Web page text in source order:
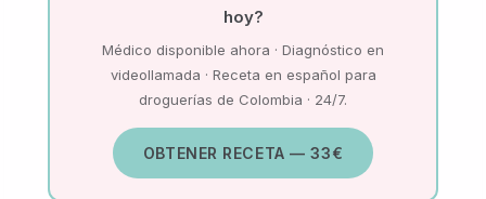
hoy?
Médico disponible ahora · Diagnóstico en
videollamada · Receta en español para
droguerías de Colombia · 24/7.
OBTENER RECETA — 33€